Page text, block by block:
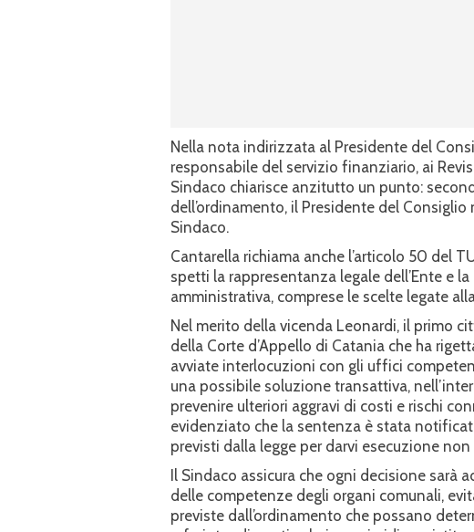
Nella nota indirizzata al Presidente del
responsabile del servizio finanziario, ai
Sindaco chiarisce anzitutto un punto:
dell’ordinamento, il Presidente del
Sindaco.
Cantarella richiama anche l’articolo 50 del
spetti la rappresentanza legale dell’Ente e
amministrativa, comprese le scelte legate
Nel merito della vicenda Leonardi, il primo
della Corte d’Appello di Catania che ha
avviate interlocuzioni con gli uffici
una possibile soluzione transattiva,
prevenire ulteriori aggravi di costi e rischi
evidenziato che la sentenza è stata
previsti dalla legge per darvi esecuzione
Il Sindaco assicura che ogni decisione sarà
delle competenze degli organi comunali,
previste dall’ordinamento che possano